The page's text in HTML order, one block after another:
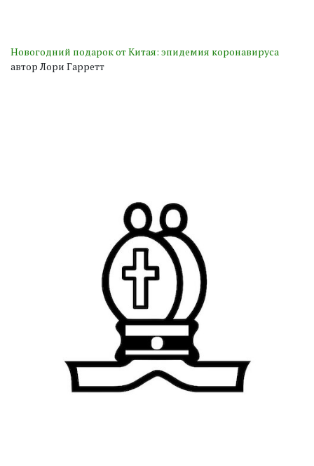
Новогодний подарок от Китая: эпидемия коронавируса
автор Лори Гарретт